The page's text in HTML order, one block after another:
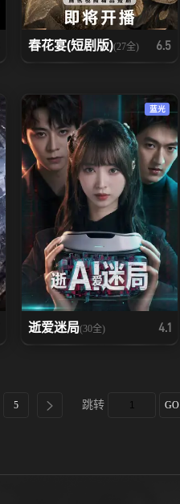
春花宴(短剧版)(27全) 6.5
蓝光
逝爱迷局(30全) 4.1
5 跳转 GO